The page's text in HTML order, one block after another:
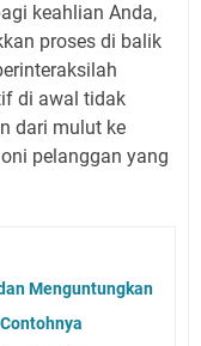
keahlian Anda,
proses di balik
di awal tidak
dari mulut ke
pelanggan yang
Menguntungkan